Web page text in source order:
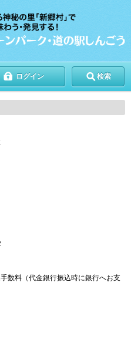
ログイン 検索
数料（代金銀行振込時に銀行へお支